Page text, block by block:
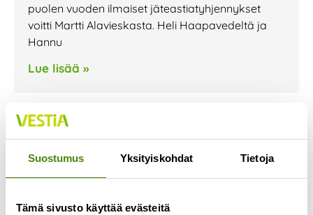
Suostumus Yksityiskohdat Tietoja
Tämä sivusto käyttää evästeitä
puolen vuoden ilmaiset jäteastiatyhjennykset
voitti Martti Alavieskasta. Heli Haapavedeltä ja
Hannu
Lue lisää »